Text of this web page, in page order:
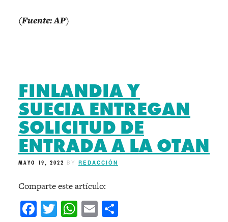
(Fuente: AP)
FINLANDIA Y
SUECIA ENTREGAN
SOLICITUD DE
ENTRADA A LA OTAN
MAYO 19, 2022 BY REDACCIÓN
Comparte este artículo:
Facebook
Twitter
WhatsApp
Email